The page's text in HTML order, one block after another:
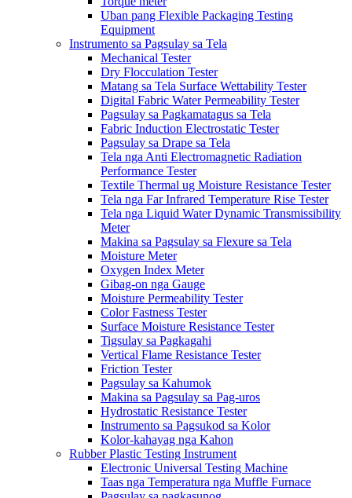
Uban pang Flexible Packaging Testing
Equipment
Instrumento sa Pagsulay sa Tela
Mechanical Tester
Dry Flocculation Tester
Matang sa Tela Surface Wettability Tester
Digital Fabric Water Permeability Tester
Pagsulay sa Pagkamatagus sa Tela
Fabric Induction Electrostatic Tester
Pagsulay sa Drape sa Tela
Tela nga Anti Electromagnetic Radiation
Performance Tester
Textile Thermal ug Moisture Resistance Tester
Tela nga Far Infrared Temperature Rise Tester
Tela nga Liquid Water Dynamic Transmissibility
Meter
Makina sa Pagsulay sa Flexure sa Tela
Moisture Meter
Oxygen Index Meter
Gibag-on nga Gauge
Moisture Permeability Tester
Color Fastness Tester
Surface Moisture Resistance Tester
Tigsulay sa Pagkagahi
Vertical Flame Resistance Tester
Friction Tester
Pagsulay sa Kahumok
Makina sa Pagsulay sa Pag-uros
Hydrostatic Resistance Tester
Instrumento sa Pagsukod sa Kolor
Kolor-kahayag nga Kahon
Rubber Plastic Testing Instrument
Electronic Universal Testing Machine
Taas nga Temperatura nga Muffle Furnace